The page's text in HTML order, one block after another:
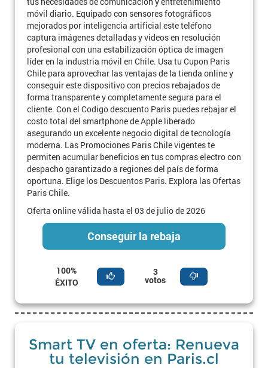
móvil diario. Equipado con sensores fotográficos
mejorados por inteligencia artificial este teléfono
captura imágenes detalladas y videos en resolución
profesional con una estabilización óptica de imagen
líder en la industria móvil en Chile. Usa tu Cupon Paris
Chile para aprovechar las ventajas de la tienda online y
conseguir este dispositivo con precios rebajados de
forma transparente y completamente segura para el
cliente. Con el Codigo descuento Paris puedes rebajar el
costo total del smartphone de Apple liberado
asegurando un excelente negocio digital de tecnología
moderna. Las Promociones Paris Chile vigentes te
permiten acumular beneficios en tus compras electro con
despacho garantizado a regiones del país de forma
oportuna. Elige los Descuentos Paris. Explora las Ofertas
Paris Chile.
Oferta online válida hasta el 03 de julio de 2026
Conseguir la rebaja
100%
ÉXITO
3
votos
Smart TV en oferta: Renueva
tu televisión en Paris.cl